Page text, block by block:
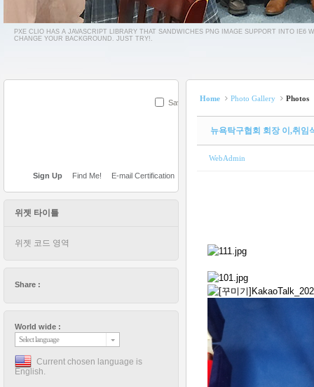
PXE CLIO HAS A JAVASCRIPT LIBRARY THAT SANDWICHES PNG IMAGE SUPPORT INTO IE6
CHANGE YOUR BACKGROUND. JUST TRY!.
Save
Sign Up Find Me! E-mail Certification
위젯 타이틀
위젯 코드 영역
Share :
World wide :
Select language
Current chosen language is
English.
Home Photo Gallery Photos
뉴욕탁구협회 회장 이,취임
WebAdmin